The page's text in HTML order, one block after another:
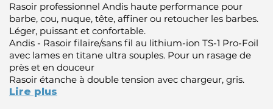
Rasoir professionnel Andis haute performance pour
barbe, cou, nuque, tête, affiner ou retoucher les barbes.
Léger, puissant et confortable.
Andis - Rasoir filaire/sans fil au lithium-ion TS-1 Pro-Foil
avec lames en titane ultra souples. Pour un rasage de
près et en douceur
Rasoir étanche à double tension avec chargeur, gris.
Lire plus